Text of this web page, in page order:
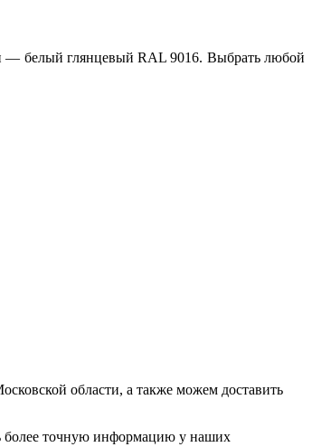
— белый глянцевый RAL 9016. Выбрать любой
области, а также можем доставить
более точную информацию у наших